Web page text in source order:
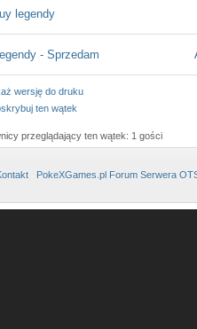
legendy
- Sprzedam
wersję do druku
ten wątek
przeglądający ten wątek: 1 gości
PokeXGames.pl Forum Serwera